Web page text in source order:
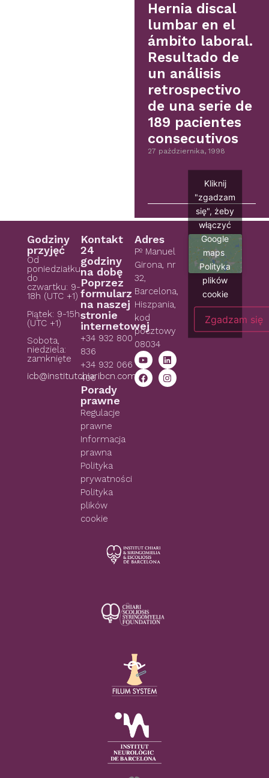
Hernia discal
lumbar en el
ámbito laboral.
Resultado de
un análisis
retrospectivo
de una serie de
189 pacientes
consecutivos
27 października, 1998
Godziny
przyjęć
Od
poniedziałku
do
czwartku: 9-
18h (UTC +1)
Piątek: 9-15h
(UTC +1)
Sobota,
niedziela:
zamknięte
icb@institutchiaribcn.com
Kontakt
24
godziny
na dobę
Poprzez
formularz
na naszej
stronie
internetowej
+34 932 800
836
+34 932 066
406
Porady
prawne
Regulacje
prawne
Informacja
prawna
Polityka
prywatności
Polityka
plików
cookie
Adres
Pº Manuel
Girona, nr
32,
Barcelona,
Hiszpania,
kod
pocztowy
08034
Kliknij
"zgadzam
się", żeby
włączyć
Google
maps
Polityka
plików
cookie
Zgadzam się